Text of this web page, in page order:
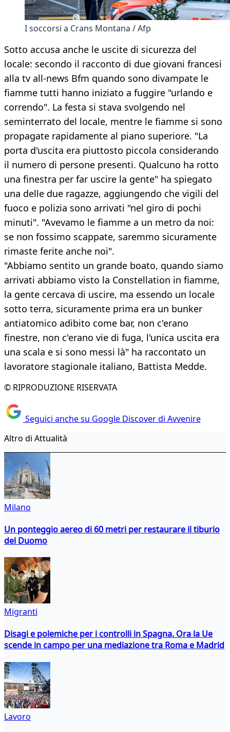
I soccorsi a Crans Montana / Afp
Sotto accusa anche le uscite di sicurezza del
locale: secondo il racconto di due giovani francesi
alla tv all-news Bfm quando sono divampate le
fiamme tutti hanno iniziato a fuggire "urlando e
correndo". La festa si stava svolgendo nel
seminterrato del locale, mentre le fiamme si sono
propagate rapidamente al piano superiore. "La
porta d'uscita era piuttosto piccola considerando
il numero di persone presenti. Qualcuno ha rotto
una finestra per far uscire la gente" ha spiegato
una delle due ragazze, aggiungendo che vigili del
fuoco e polizia sono arrivati "nel giro di pochi
minuti". "Avevamo le fiamme a un metro da noi:
se non fossimo scappate, saremmo sicuramente
rimaste ferite anche noi".
"Abbiamo sentito un grande boato, quando siamo
arrivati abbiamo visto la Constellation in fiamme,
la gente cercava di uscire, ma essendo un locale
sotto terra, sicuramente prima era un bunker
antiatomico adibito come bar, non c'erano
finestre, non c'erano vie di fuga, l'unica uscita era
una scala e si sono messi là" ha raccontato un
lavoratore stagionale italiano, Battista Medde.
© RIPRODUZIONE RISERVATA
Seguici anche su Google Discover di Avvenire
Altro di Attualità
Milano
Un ponteggio aereo di 60 metri per restaurare il tiburio
del Duomo
Migranti
Disagi e polemiche per i controlli in Spagna. Ora la Ue
scende in campo per una mediazione tra Roma e Madrid
Lavoro